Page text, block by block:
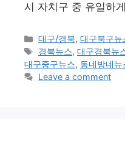
시 자치구 중 유일하
Categories
대구/경북,대구북구뉴
Tags
경북뉴스,대구경북뉴
대구중구뉴스, 동네방네뉴
Leave a comment